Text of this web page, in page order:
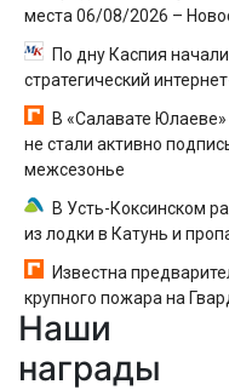
места 06/08/2026 –
По дну Каспия
стратегический
В «Салавате
не стали активно
межсезонье
В Усть-Коксинском
из лодки в Катунь и
Известна
крупного пожара на
Наши
награды